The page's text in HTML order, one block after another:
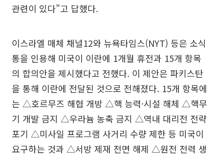
관련이 있다”고 답했다.
이스라엘 매체 채널12와 뉴욕타임스(NYT) 등은 소식
통을 인용해 미국이 이란에 1개월 휴전과 15개 항목
의 합의안을 제시했다고 전했다. 이 제안은 파키스탄
을 통해 이란에 전달된 것으로 전해졌다. 15개 항목에
는 △호르무즈 해협 개방 △핵 능력·시설 해체 △핵무
기 개발 금지 △우라늄 농축 금지 △역내 대리전 전략
포기 △미사일 프로그램 사거리 수량 제한 등 미국이
요구하는 것과 △서방 제재 전면 해제 △원전 전력 생